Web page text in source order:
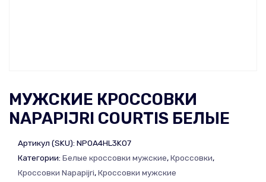
МУЖСКИЕ КРОССОВКИ
NAPAPIJRI COURTIS БЕЛЫЕ
Артикул (SKU): NP0A4HL3K07
Категории: Белые кроссовки мужские,Кроссовки,
Кроссовки Napapijri,Кроссовки мужские